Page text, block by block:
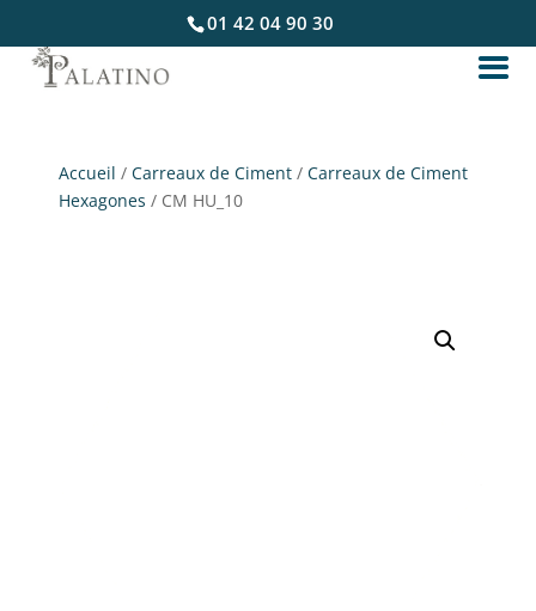
01 42 04 90 30
Accueil /Carreaux de Ciment /Carreaux de Ciment
Hexagones / CM HU_10